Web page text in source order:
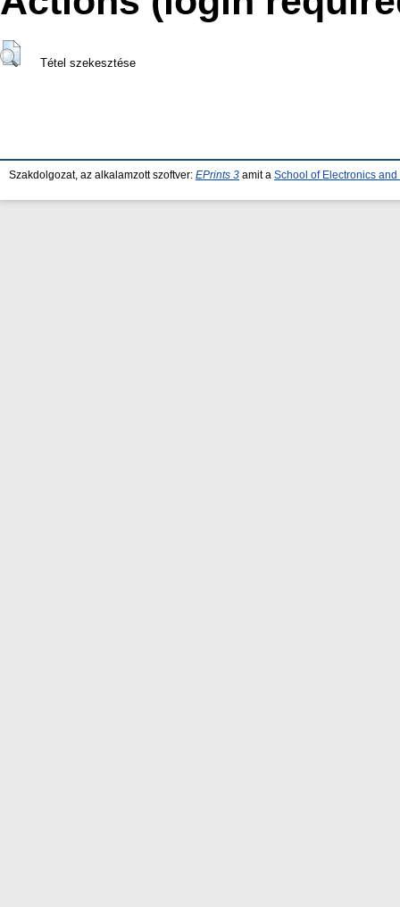
Tétel szekesztése
Szakdolgozat, az alkalamzott szoftver: EPrints 3 amit a School of Electronics